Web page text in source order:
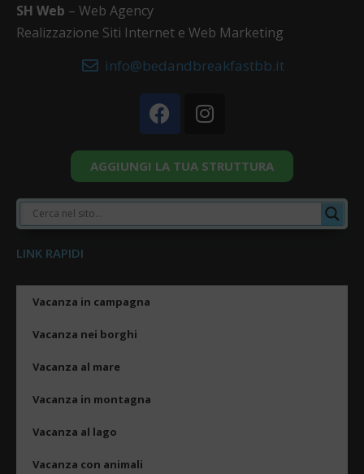
SH Web – Web Agency
Realizzazione Siti Internet e Web Marketing
info@bedandbreakfastbb.it
AGGIUNGI LA TUA STRUTTURA
LINK RAPIDI
Vacanza in campagna
Vacanza nei borghi
Vacanza al mare
Vacanza in montagna
Vacanza al lago
Vacanza con animali